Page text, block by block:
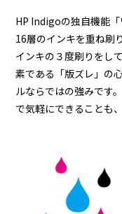
HP Indigoの独自機能
16層のインキを重ね刷
インキの３度刷りをし
素である「版ズレ」の
ルならではの強みです
で気軽にできることも